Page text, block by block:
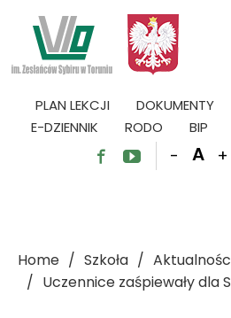
PLAN LEKCJI DOKUMENTY
E-DZIENNIK
RODO BIP
  - A +
Home Szkoła
Uczennice zaśpiewały dla